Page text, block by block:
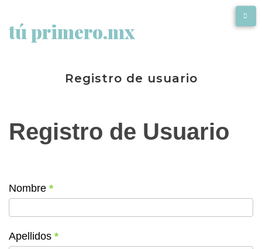
tú primero.mx
Registro de usuario
Registro de Usuario
Nombre *
Apellidos *